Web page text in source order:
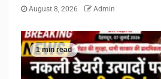
August 8, 2026 Admin
1 min read